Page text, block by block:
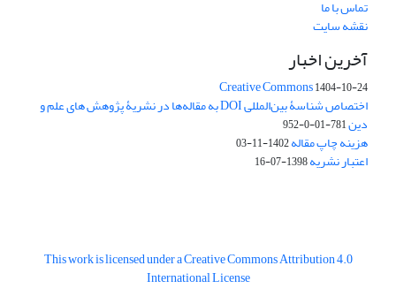
تماس با ما
نقشه سایت
آخرین اخبار
Creative Commons1404-10-24
اختصاص شناسۀ بین‌المللی DOI به مقاله‌ها در نشریۀ پژوهش های علم و
دین781-01-0-952
هزینه چاپ مقاله1402-11-03
اعتبار نشریه1398-07-16
This work is licensed under a Creative Commons Attribution 4.0
International License